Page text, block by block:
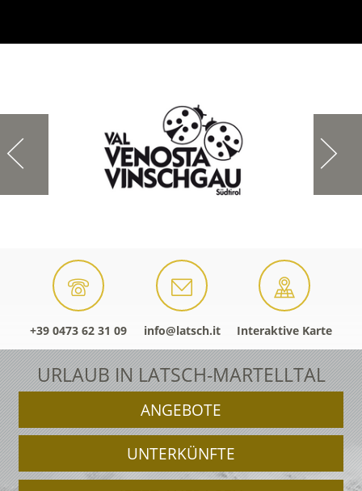
+39 0473 62 31 09 info@latsch.it Interaktive Karte
URLAUB IN LATSCH-MARTELLTAL
ANGEBOTE
UNTERKÜNFTE